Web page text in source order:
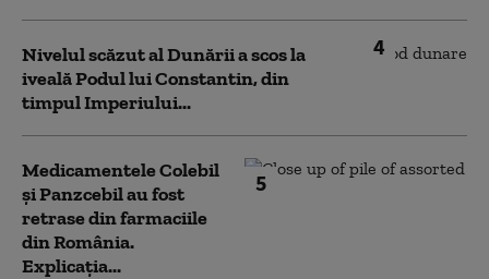
4
Nivelul scăzut al Dunării a scos la
iveală Podul lui Constantin, din
timpul Imperiului...
5
Medicamentele Colebil
și Panzcebil au fost
retrase din farmaciile
din România.
Explicația...